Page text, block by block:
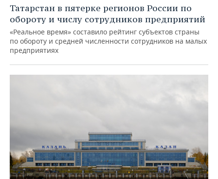
Татарстан в пятерке регионов России по
обороту и числу сотрудников предприятий
«Реальное время» составило рейтинг субъектов страны
по обороту и средней численности сотрудников на малых
предприятиях